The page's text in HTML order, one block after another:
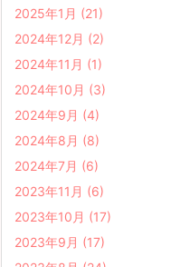
2025年1月 (21)
2024年12月 (2)
2024年11月 (1)
2024年10月 (3)
2024年9月 (4)
2024年8月 (8)
2024年7月 (6)
2023年11月 (6)
2023年10月 (17)
2023年9月 (17)